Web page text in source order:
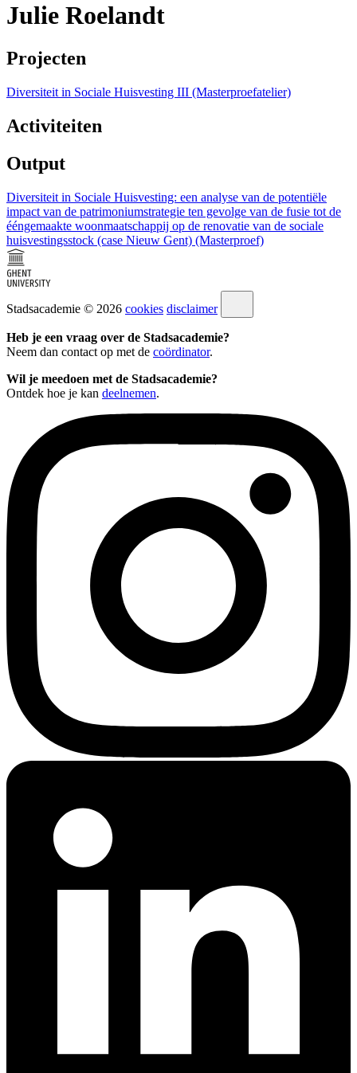
Julie Roelandt
Projecten
Diversiteit in Sociale Huisvesting III (Masterproefatelier)
Activiteiten
Output
Diversiteit in Sociale Huisvesting: een analyse van de potentiële
impact van de patrimoniumstrategie ten gevolge van de fusie tot de
ééngemaakte woonmaatschappij op de renovatie van de sociale
huisvestingsstock (case Nieuw Gent) (Masterproef)
Stadsacademie © 2026 cookies disclaimer
Heb je een vraag over de Stadsacademie?
Neem dan contact op met de coördinator.
Wil je meedoen met de Stadsacademie?
Ontdek hoe je kan deelnemen.